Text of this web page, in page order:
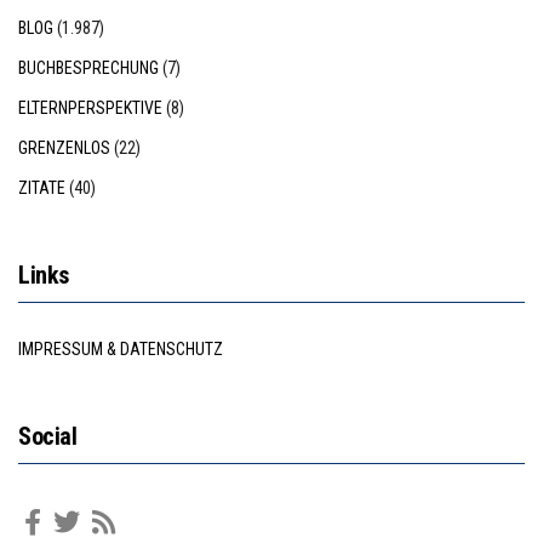
BLOG (1.987)
BUCHBESPRECHUNG (7)
ELTERNPERSPEKTIVE (8)
GRENZENLOS (22)
ZITATE (40)
Links
IMPRESSUM & DATENSCHUTZ
Social